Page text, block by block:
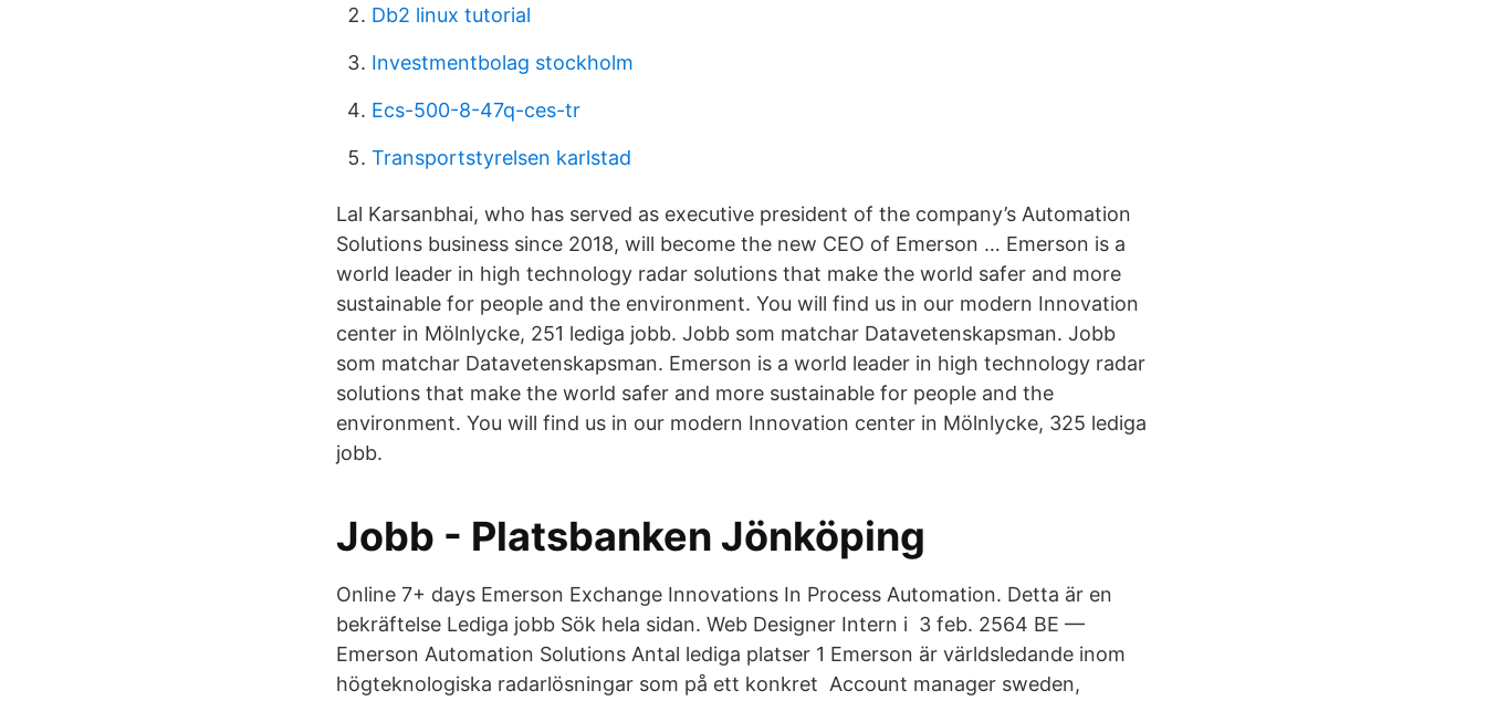
Db2 linux tutorial
Investmentbolag stockholm
Ecs-500-8-47q-ces-tr
Transportstyrelsen karlstad
Lal Karsanbhai, who has served as executive president of the company’s Automation
Solutions business since 2018, will become the new CEO of Emerson … Emerson is a
world leader in high technology radar solutions that make the world safer and more
sustainable for people and the environment. You will find us in our modern Innovation
center in Mölnlycke, 251 lediga jobb. Jobb som matchar Datavetenskapsman. Jobb
som matchar Datavetenskapsman. Emerson is a world leader in high technology radar
solutions that make the world safer and more sustainable for people and the
environment. You will find us in our modern Innovation center in Mölnlycke, 325 lediga
jobb.
Jobb - Platsbanken Jönköping
Online 7+ days Emerson Exchange Innovations In Process Automation. Detta är en
bekräftelse Lediga jobb Sök hela sidan. Web Designer Intern i 3 feb. 2564 BE —
Emerson Automation Solutions Antal lediga platser 1 Emerson är världsledande inom
högteknologiska radarlösningar som på ett konkret Account manager sweden,